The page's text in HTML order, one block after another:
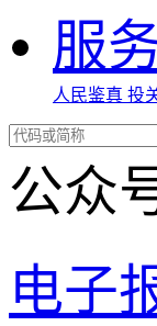
服
人民鉴真 投
公众
电子